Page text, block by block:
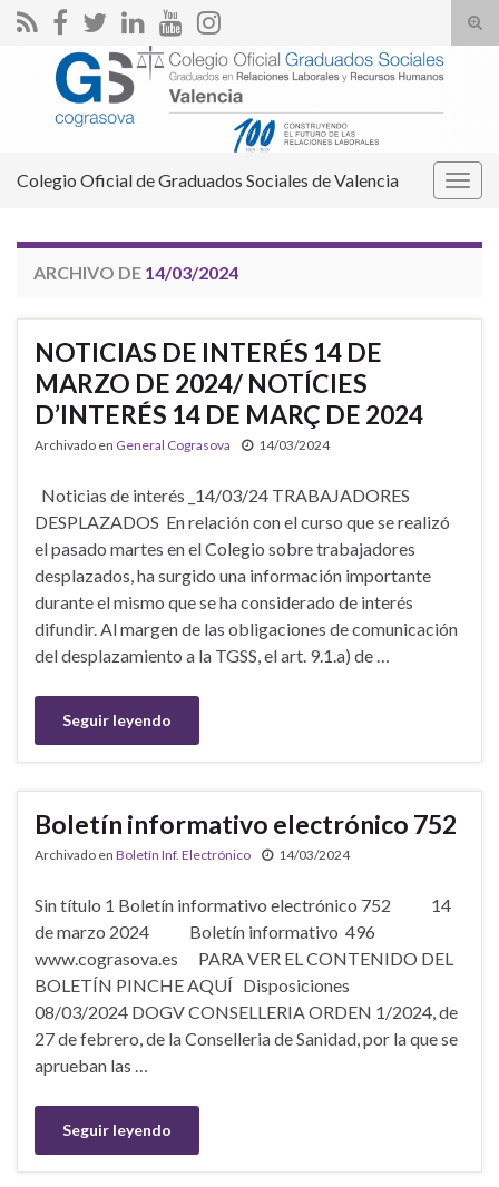
el
Search for:
Colegio Oficial de Graduados Sociales de Valencia
ARCHIVO DE 14/03/2024
NOTICIAS DE INTERÉS 14 DE
MARZO DE 2024/ NOTÍCIES
D’INTERÉS 14 DE MARÇ DE 2024
Archivado en General Cograsova 14/03/2024
Noticias de interés _14/03/24 TRABAJADORES
DESPLAZADOS En relación con el curso que se realizó
el pasado martes en el Colegio sobre trabajadores
desplazados, ha surgido una información importante
durante el mismo que se ha considerado de interés
difundir. Al margen de las obligaciones de comunicación
del desplazamiento a la TGSS, el art. 9.1.a) de …
Seguir leyendo
Boletín informativo electrónico 752
Archivado en Boletín Inf. Electrónico 14/03/2024
Sin título 1 Boletín informativo electrónico 752 14
de marzo 2024 Boletín informativo 496
www.cograsova.es PARA VER EL CONTENIDO DEL
BOLETÍN PINCHE AQUÍ Disposiciones
08/03/2024 DOGV CONSELLERIA ORDEN 1/2024, de
27 de febrero, de la Conselleria de Sanidad, por la que se
aprueban las …
Seguir leyendo